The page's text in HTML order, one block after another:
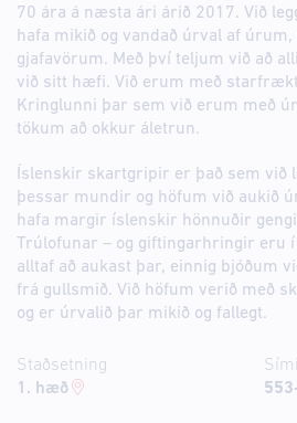
70 ára á næsta ári árið 2017. Við
hafa mikið og vandað úrval af
gjafavörum. Með því teljum við að
við sitt hæfi. Við erum með
Kringlunni þar sem við erum með
tökum að okkur áletrun.
Íslenskir skartgripir er það sem við
þessar mundir og höfum við aukið
hafa margir íslenskir hönnuðir
Trúlofunar – og giftingarhringir eru
alltaf að aukast þar, einnig bjóðum
frá gullsmið. Við höfum verið með
og er úrvalið þar mikið og fallegt.
Staðsetning
1. hæð
Sími